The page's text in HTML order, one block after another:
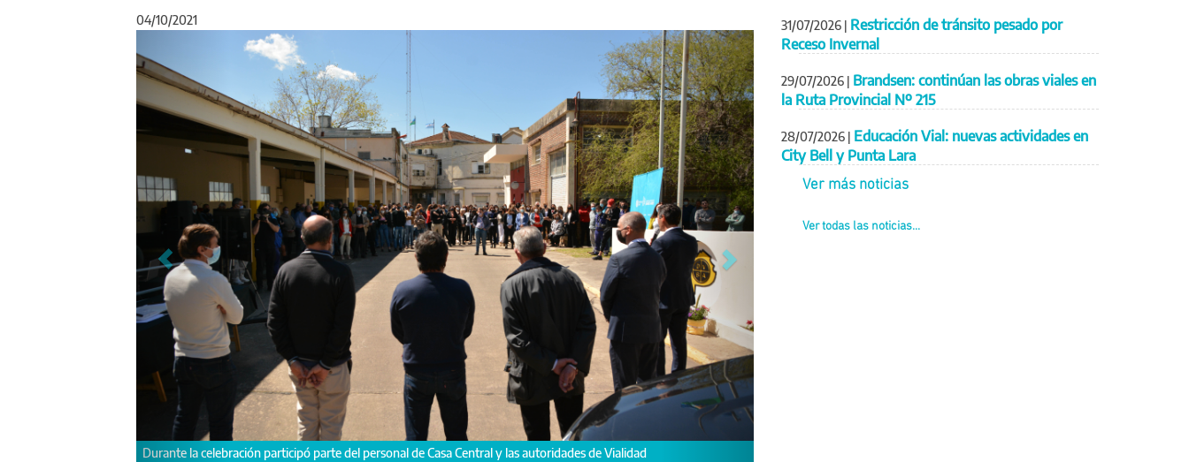
04/10/2021
El administrador de Vialidad, Hernán Y Zurieta, y el subadministrador, Martín Fraschetti, saludaron especialmente
Anterior Siguiente
31/07/2026 | Restricción de tránsito pesado por
Receso Invernal
29/07/2026 | Brandsen: continúan las obras viales en
la Ruta Provincial Nº 215
28/07/2026 | Educación Vial: nuevas actividades en
City Bell y Punta Lara
Ver más noticias
Ver todas las noticias...